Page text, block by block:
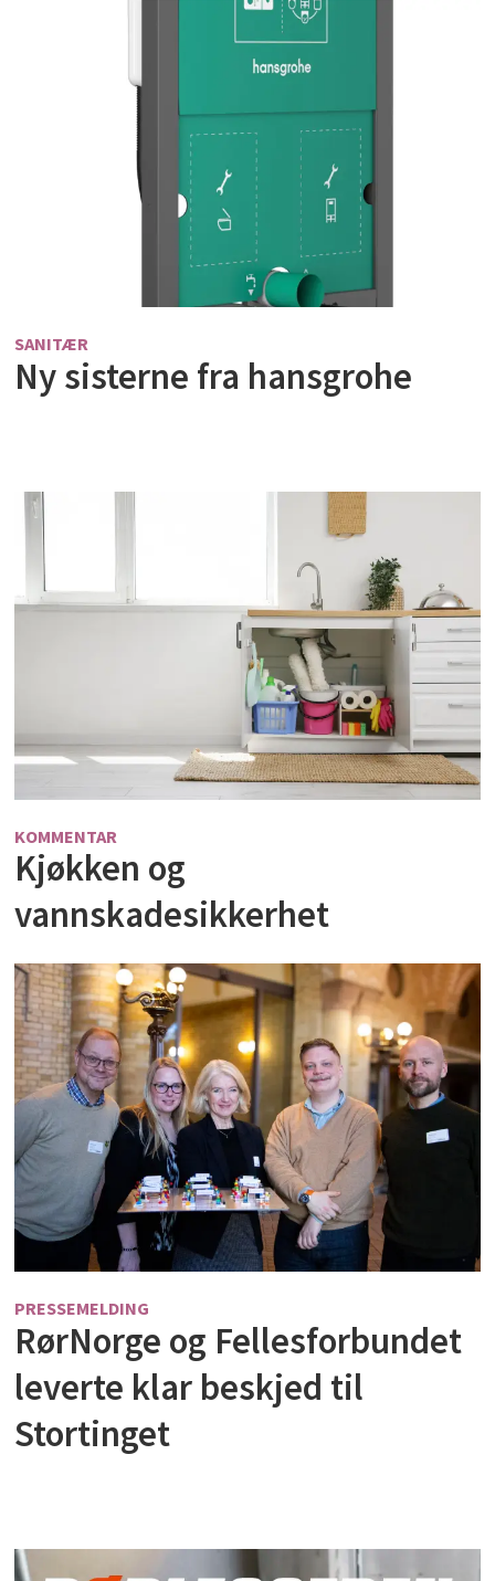
SANITÆR
Ny sisterne fra hansgrohe
KOMMENTAR
Kjøkken og
vannskadesikkerhet
PRESSEMELDING
RørNorge og Fellesforbundet
leverte klar beskjed til
Stortinget